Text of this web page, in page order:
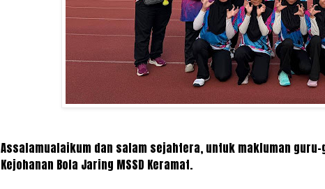
Assalamualaikum dan salam sejahtera, untuk makluman
Kejohanan Bola Jaring MSSD Keramat.